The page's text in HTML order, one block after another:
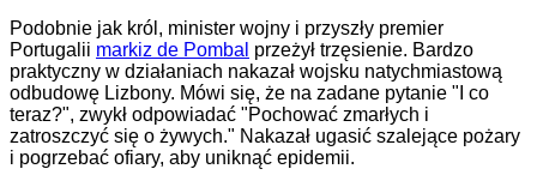
Podobnie jak król, minister wojny i przyszły premier
Portugalii markiz de Pombal przeżył trzęsienie. Bardzo
praktyczny w działaniach nakazał wojsku natychmiastową
odbudowę Lizbony. Mówi się, że na zadane pytanie "I co
teraz?", zwykł odpowiadać "Pochować zmarłych i
zatroszczyć się o żywych." Nakazał ugasić szalejące pożary
i pogrzebać ofiary, aby uniknąć epidemii.